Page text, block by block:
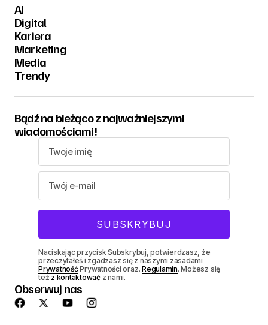
AI
Digital
Kariera
Marketing
Media
Trendy
Bądź na bieżąco z najważniejszymi
wiadomościami!
Naciskając przycisk Subskrybuj, potwierdzasz, że
przeczytałeś i zgadzasz się z naszymi zasadami
PrywatnośćPrywatności oraz.Regulamin. Możesz się
też z kontaktowaćz nami.
Obserwuj nas